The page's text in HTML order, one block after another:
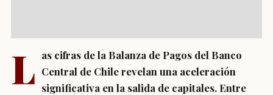
L as cifras de la Balanza de Pagos del Banco
Central de Chile revelan una aceleración
significativa en la salida de capitales. Entre